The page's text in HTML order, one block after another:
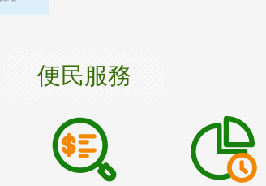
便民服務